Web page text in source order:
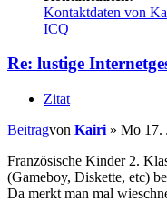
Kontaktdaten von
ICQ
Re: lustige
Zitat
Beitragvon Kairi » Mo 17.
Französische Kinder 2.
(Gameboy, Diskette, etc)
Da merkt man mal